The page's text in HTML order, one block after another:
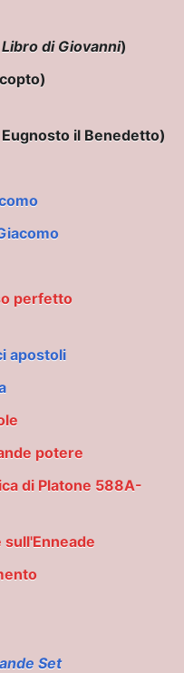
Libro di Giovanni)
il Benedetto)
perfetto
apostoli
potere
di Platone 588A-
Set